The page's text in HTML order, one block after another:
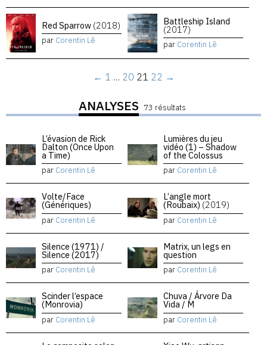
Red Sparrow (2018)
par Corentin Lê
Battleship Island
(2017)
par Corentin Lê
← 1 … 20 21 22 →
ANALYSES 73 résultats
L’évasion de Rick
Dalton (Once Upon
a Time)
par Corentin Lê
Lumières du jeu
vidéo (1) – Shadow
of the Colossus
par Corentin Lê
Volte/Face
(Génériques)
par Corentin Lê
L’angle mort
(Roubaix) (2019)
par Corentin Lê
Silence (1971) /
Silence (2017)
par Corentin Lê
Matrix, un legs en
question
par Corentin Lê
Scinder l’espace
(Monrovia)
par Corentin Lê
Chuva / Árvore Da
Vida / M
par Corentin Lê